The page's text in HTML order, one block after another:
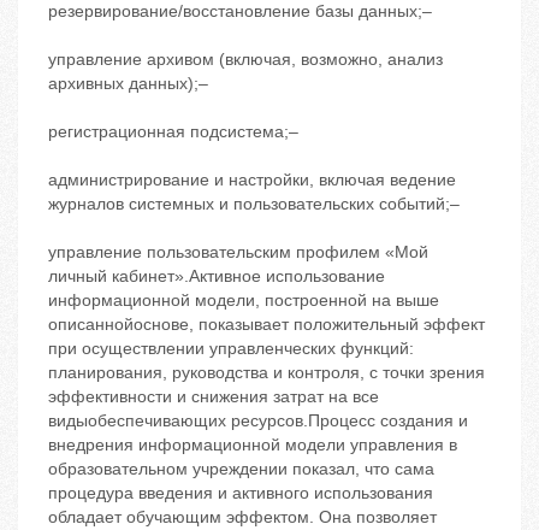
резервирование/восстановление базы данных;‒
управление архивом (включая, возможно, анализ
архивных данных);‒
регистрационная подсистема;‒
администрирование и настройки, включая ведение
журналов системных и пользовательских событий;‒
управление пользовательским профилем «Мой
личный кабинет».Активное использование
информационной модели, построенной на выше
описаннойоснове, показывает положительный эффект
при осуществлении управленческих функций:
планирования, руководства и контроля, с точки зрения
эффективности и снижения затрат на все
видыобеспечивающих ресурсов.Процесс создания и
внедрения информационной модели управления в
образовательном учреждении показал, что сама
процедура введения и активного использования
обладает обучающим эффектом. Она позволяет